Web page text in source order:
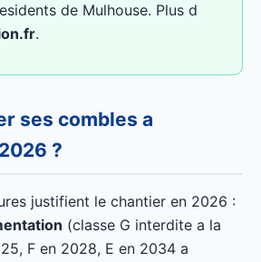
de Mulhouse. Plus d
.
ses combles a
?
justifient le chantier en 2026 :
(classe G interdite a la
F en 2028, E en 2034 a